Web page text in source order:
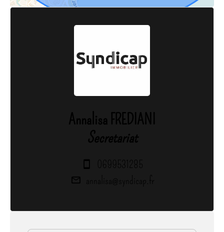
Annalisa FREDIANI
Secretariat
0699531285
annalisa@syndicap.fr